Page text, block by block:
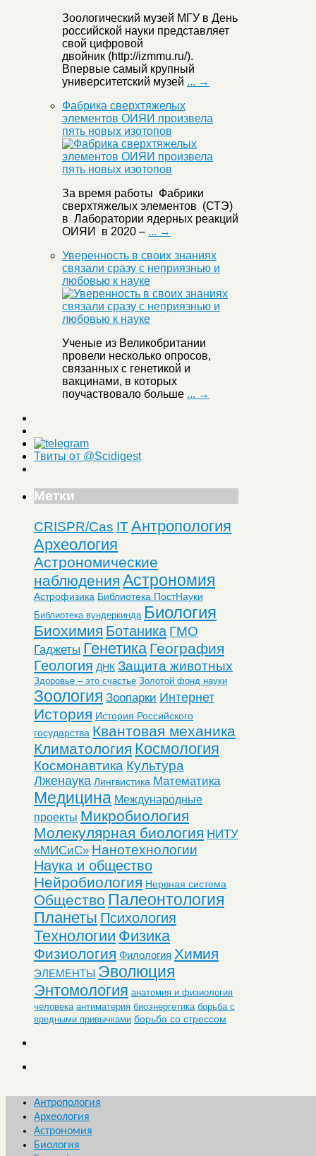
Зоологический музей МГУ в День
российской науки представляет
свой цифровой
двойник (http://izmmu.ru/).
Впервые самый крупный
университетский музей ... →
Фабрика сверхтяжелых
элементов ОИЯИ произвела
пять новых изотопов
За время работы Фабрики
сверхтяжелых элементов (СТЭ)
в Лаборатории ядерных реакций
ОИЯИ в 2020 – ... →
Уверенность в своих знаниях
связали сразу с неприязнью и
любовью к науке
Ученые из Великобритании
провели несколько опросов,
связанных с генетикой и
вакцинами, в которых
поучаствовало больше ... →
Твиты от @Scidigest
Метки
CRISPR/Cas ITАнтропология
Археология
Астрономические
наблюдения Астрономия
Астрофизика Библиотека ПостНауки
Библиотека вундеркинда Биология
Биохимия Ботаника ГМО
Гаджеты Генетика География
Геология ДНК Защита животных
Здоровье – это счастье Золотой фонд науки
Зоология Зоопарки Интернет
История История Российского
государства Квантовая механика
Климатология Космология
Космонавтика Культура
Лженаука Лингвистика Математика
Медицина Международные
проекты Микробиология
Молекулярная биология НИТУ
«МИСиС» Нанотехнологии
Наука и общество
Нейробиология Нервная система
Общество Палеонтология
Планеты Психология
Технологии Физика
Физиология Филология Химия
ЭЛЕМЕНТЫ Эволюция
Энтомология анатомия и физиология
человека антиматерия биоэнергетика борьба с
вредными привычками борьба со стрессом
Антропология
Археология
Астрономия
Биология